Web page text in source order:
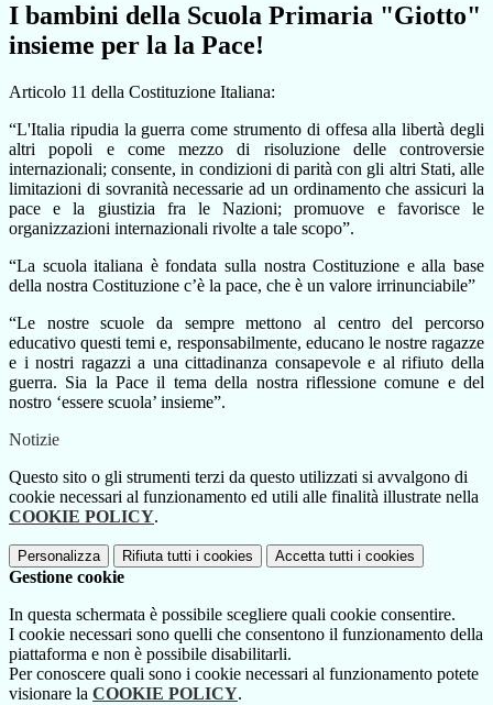
I bambini della Scuola Primaria "Giotto"
insieme per la la Pace!
Articolo 11 della Costituzione Italiana:
“L'Italia ripudia la guerra come strumento di offesa alla libertà degli
altri popoli e come mezzo di risoluzione delle controversie
internazionali; consente, in condizioni di parità con gli altri Stati, alle
limitazioni di sovranità necessarie ad un ordinamento che assicuri la
pace e la giustizia fra le Nazioni; promuove e favorisce le
organizzazioni internazionali rivolte a tale scopo”.
“La scuola italiana è fondata sulla nostra Costituzione e alla base
della nostra Costituzione c’è la pace, che è un valore irrinunciabile”
“Le nostre scuole da sempre mettono al centro del percorso
educativo questi temi e, responsabilmente, educano le nostre ragazze
e i nostri ragazzi a una cittadinanza consapevole e al rifiuto della
guerra. Sia la Pace il tema della nostra riflessione comune e del
nostro ‘essere scuola’ insieme”.
Notizie
Questo sito o gli strumenti terzi da questo utilizzati si avvalgono di
cookie necessari al funzionamento ed utili alle finalità illustrate nella
COOKIE POLICY.
Personalizza Rifiuta tutti i cookies Accetta tutti i cookies
Gestione cookie
In questa schermata è possibile scegliere quali cookie consentire.
I cookie necessari sono quelli che consentono il funzionamento della
piattaforma e non è possibile disabilitarli.
Per conoscere quali sono i cookie necessari al funzionamento potete
visionare la COOKIE POLICY.